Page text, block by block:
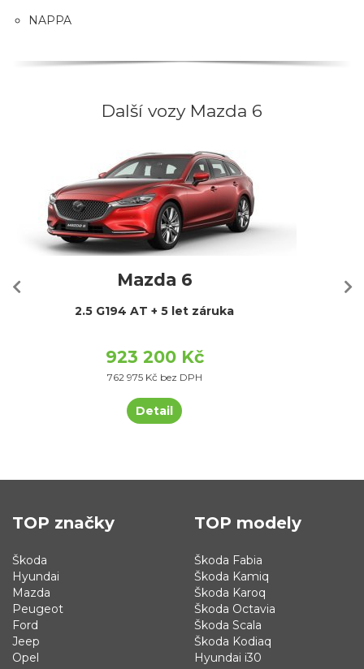
NAPPA
Další vozy Mazda 6
Mazda 6
2.5 G194 AT + 5 let záruka
923 200 Kč
762 975 Kč bez DPH
Detail
TOP značky
Škoda
Hyundai
Mazda
Peugeot
Ford
Jeep
Opel
TOP modely
Škoda Fabia
Škoda Kamiq
Škoda Karoq
Škoda Octavia
Škoda Scala
Škoda Kodiaq
Hyundai i30